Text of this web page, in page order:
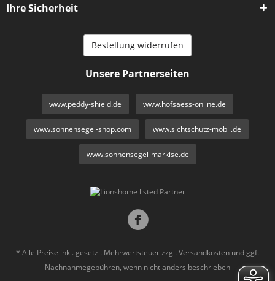
Ihre Sicherheit
Bestellung widerrufen
Unsere Partnerseiten
www.peddy-shield.de www.hofsaess-online.de
www.sonnensegel-shop.com www.sichtschutz-mobil.de
www.sonnensegel-markise.de
* Alle Preise inkl. gesetzl. Mehrwertsteuer zzgl. Versandkosten und ggf.
Nachnahmegebühren, wenn nicht anders beschrieben